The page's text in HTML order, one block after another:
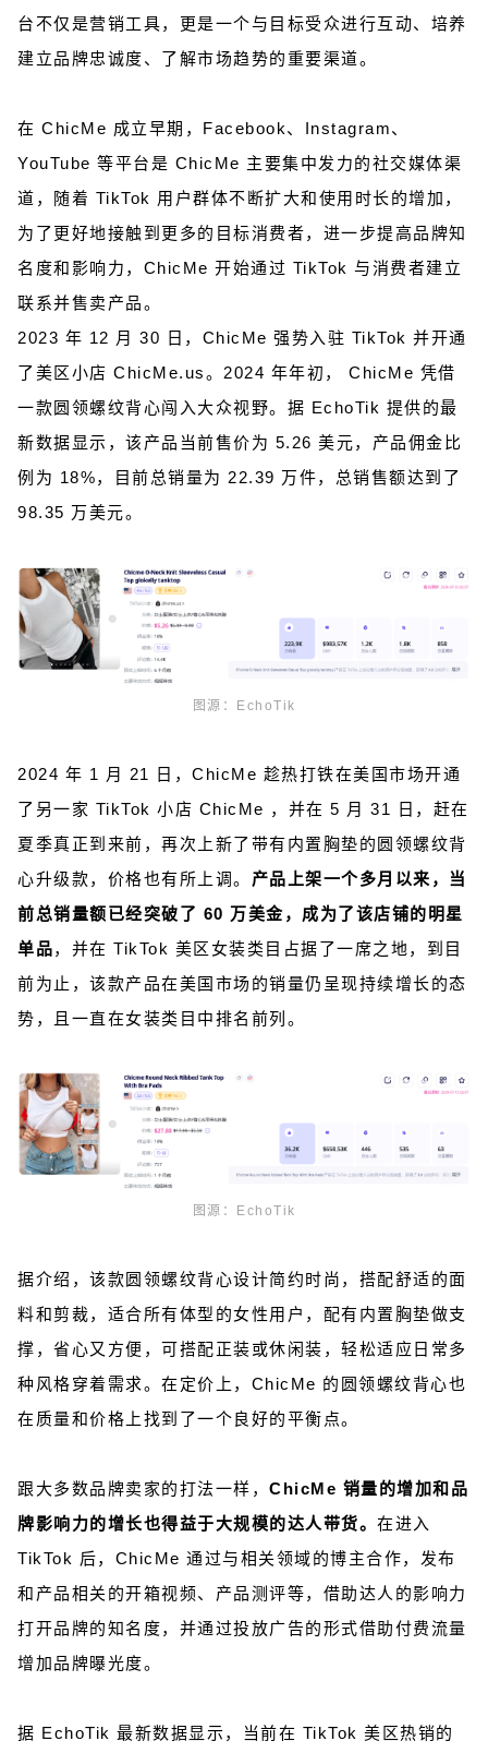
台不仅是营销工具，更是一个与目标受众进行互动、培养
建立品牌忠诚度、了解市场趋势的重要渠道。
在 ChicMe 成立早期，Facebook、Instagram、
YouTube 等平台是 ChicMe 主要集中发力的社交媒体渠
道，随着 TikTok 用户群体不断扩大和使用时长的增加，
为了更好地接触到更多的目标消费者，进一步提高品牌知
名度和影响力，ChicMe 开始通过 TikTok 与消费者建立
联系并售卖产品。
2023 年 12 月 30 日，ChicMe 强势入驻 TikTok 并开通
了美区小店 ChicMe.us。2024 年年初， ChicMe 凭借
一款圆领螺纹背心闯入大众视野。据 EchoTik 提供的最
新数据显示，该产品当前售价为 5.26 美元，产品佣金比
例为 18%，目前总销量为 22.39 万件，总销售额达到了
98.35 万美元。
图源：EchoTik
2024 年 1 月 21 日，ChicMe 趁热打铁在美国市场开通
了另一家 TikTok 小店 ChicMe ，并在 5 月 31 日，赶在
夏季真正到来前，再次上新了带有内置胸垫的圆领螺纹背
心升级款，价格也有所上调。 产品上架一个多月以来，当
前总销量额已经突破了 60 万美金，成为了该店铺的明星
单品，并在 TikTok 美区女装类目占据了一席之地，到目
前为止，该款产品在美国市场的销量仍呈现持续增长的态
势，且一直在女装类目中排名前列。
图源：EchoTik
据介绍，该款圆领螺纹背心设计简约时尚，搭配舒适的面
料和剪裁，适合所有体型的女性用户，配有内置胸垫做支
撑，省心又方便，可搭配正装或休闲装，轻松适应日常多
种风格穿着需求。在定价上，ChicMe 的圆领螺纹背心也
在质量和价格上找到了一个良好的平衡点。
跟大多数品牌卖家的打法一样， ChicMe 销量的增加和品
牌影响力的增长也得益于大规模的达人带货。 在进入
TikTok 后，ChicMe 通过与相关领域的博主合作，发布
和产品相关的开箱视频、产品测评等，借助达人的影响力
打开品牌的知名度，并通过投放广告的形式借助付费流量
增加品牌曝光度。
据 EchoTik 最新数据显示，当前在 TikTok 美区热销的